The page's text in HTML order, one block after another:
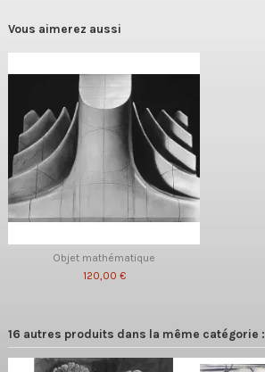
Vous aimerez aussi
Objet mathématique
120,00 €
16 autres produits dans la même catégorie :